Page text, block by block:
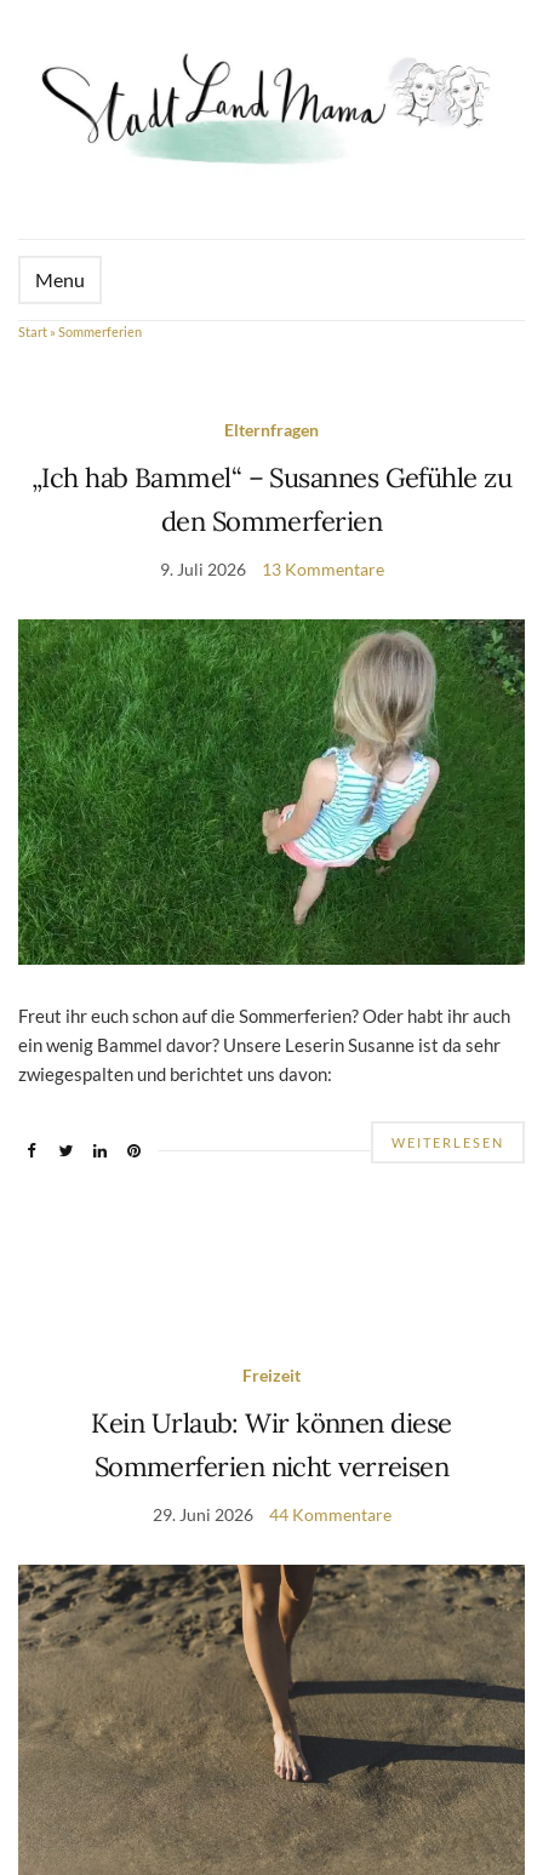
Menu
Start » Sommerferien
Elternfragen
„Ich hab Bammel“ – Susannes Gefühle zu
den Sommerferien
9. Juli 2026 13 Kommentare
Freut ihr euch schon auf die Sommerferien? Oder habt ihr auch
ein wenig Bammel davor? Unsere Leserin Susanne ist da sehr
zwiegespalten und berichtet uns davon:
WEITERLESEN
Freizeit
Kein Urlaub: Wir können diese
Sommerferien nicht verreisen
29. Juni 2026 44 Kommentare